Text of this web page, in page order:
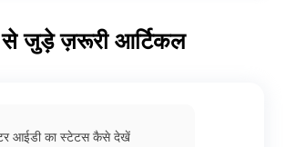
से जुड़े ज़रूरी आर्टिकल
आईडी का स्टेटस कैसे देखें